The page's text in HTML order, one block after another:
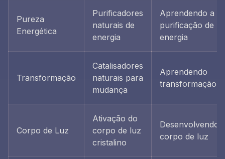
Pureza
Energética
Purificadores
naturais de
energia
Aprendendo a
purificação de
energia
Transformação
Catalisadores
naturais para
mudança
Aprendendo
transformação
Corpo de Luz
Ativação do
corpo de luz
cristalino
Desenvolvendo
corpo de luz